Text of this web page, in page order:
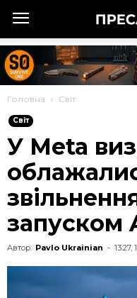
Головна Cвіт
Cвіт
У Meta
запуском
Автор: Pavlo Ukrainian - 13:27,